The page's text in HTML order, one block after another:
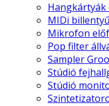
Hangkártyák
MIDi
Mikrofon
Pop filter
Sampler
Stúdió
Stúdió